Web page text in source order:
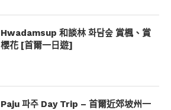
Hwadamsup 和談林 화담숲 賞楓、賞
櫻花 [首爾一日遊]
Paju 파주 Day Trip – 首爾近郊坡州一